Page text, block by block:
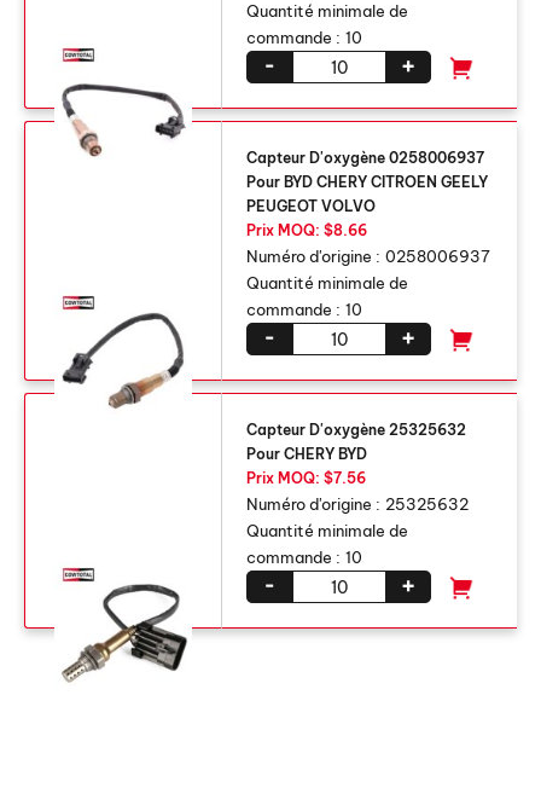
Quantité minimale de
commande : 10
+
-
Capteur D'oxygène 0258006937
Pour BYD CHERY CITROEN GEELY
PEUGEOT VOLVO
Prix ​​MOQ: $8.66
Numéro d'origine : 0258006937
Quantité minimale de
commande : 10
+
-
Capteur D'oxygène 25325632
Pour CHERY BYD
Prix ​​MOQ: $7.56
Numéro d'origine : 25325632
Quantité minimale de
commande : 10
+
-